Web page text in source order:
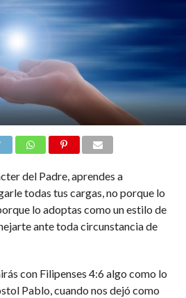
del Padre, aprendes a
todas tus cargas, no porque lo
lo adoptas como un estilo de
ante toda circunstancia de
con Filipenses 4:6 algo como lo
Pablo, cuando nos dejó como